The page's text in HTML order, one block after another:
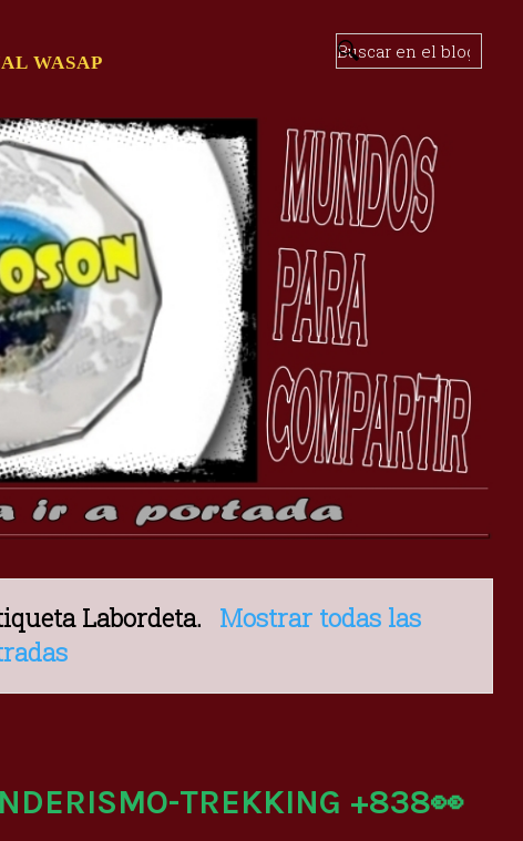
WASAP
Labordeta. Mostrar todas las
TREKKING +838👀